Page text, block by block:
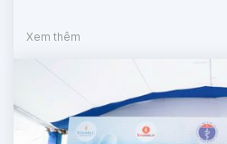
Xem thêm